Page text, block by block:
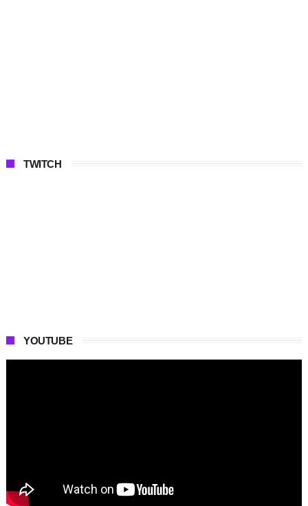
TWITCH
YOUTUBE